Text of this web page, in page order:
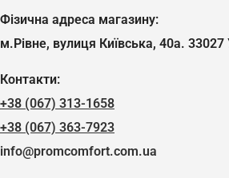
Фізична адреса магазину:
м.Рівне, вулиця Київська, 40а. 33027
Контакти:
+38 (067) 313-1658
+38 (067) 363-7923
info@promcomfort.com.ua